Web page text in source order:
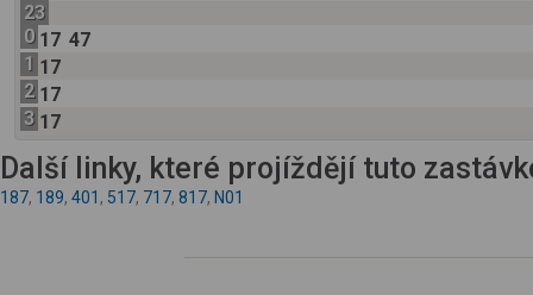
23
0 17 47
1 17
2 17
3 17
Další linky, které projíždějí tuto
187, 189, 401 , 517, 717, 817, N01